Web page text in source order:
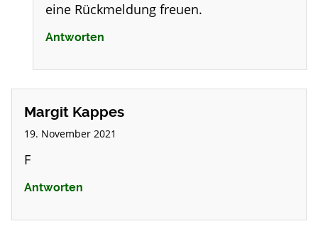
eine Rückmeldung freuen.
Antworten
Margit Kappes
19. November 2021
F
Antworten